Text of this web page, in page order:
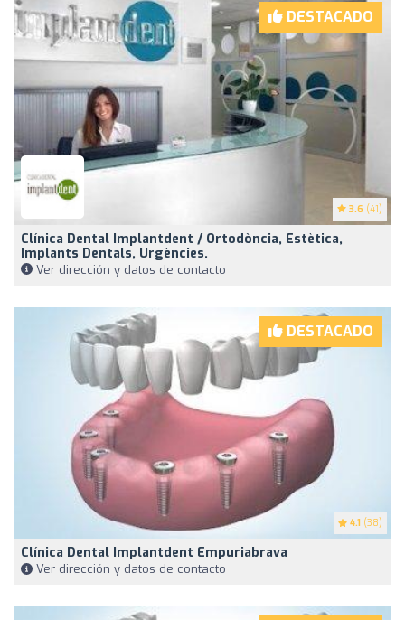
DESTACADO
3.6 (41)
Clínica Dental Implantdent / Ortodòncia, Estètica,
Implants Dentals, Urgències.
Ver dirección y datos de contacto
DESTACADO
4.1 (38)
Clínica Dental Implantdent Empuriabrava
Ver dirección y datos de contacto